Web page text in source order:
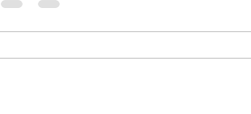
papan basket biasa yang tidak dirancang untuk cuaca
ekstrem. Di sinilah papan basket outdoor